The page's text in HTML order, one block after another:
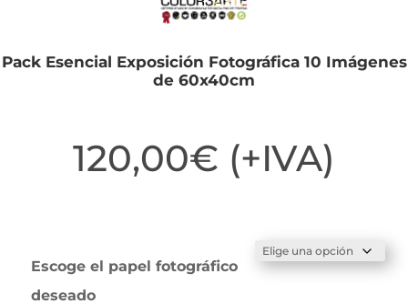
Pack Esencial Exposición Fotográfica 10 Imágenes
de 60x40cm
120,00€ (+IVA)
Escoge el papel fotográfico
deseado